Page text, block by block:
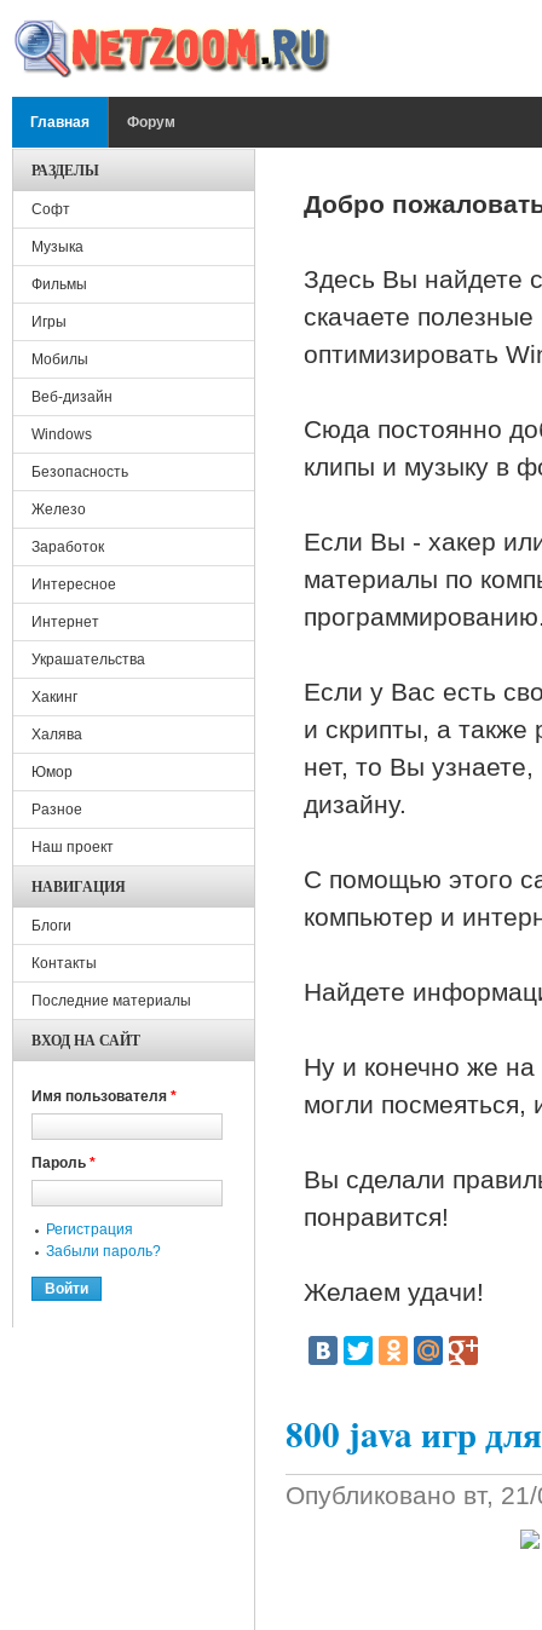
Главная Форум
Добро
Здесь Вы найдете
скачаете
оптимизировать
Сюда постоянно
клипы и музыку в
Если Вы - хакер
материалы по
Если у Вас есть
и скрипты, а также
нет, то Вы
дизайну.
С помощью этого
компьютер и
Найдете
Ну и конечно же
могли посмеяться,
Вы сделали
понравится!
Желаем удачи!
800 java игр
Опубликовано вт,
РАЗДЕЛЫ
Софт
Музыка
Фильмы
Игры
Мобилы
Веб-дизайн
Windows
Безопасность
Железо
Заработок
Интересное
Интернет
Украшательства
Хакинг
Халява
Юмор
Разное
Наш проект
НАВИГАЦИЯ
Блоги
Контакты
Последние материалы
ВХОД НА САЙТ
Имя пользователя *
Пароль *
Регистрация
Забыли пароль?